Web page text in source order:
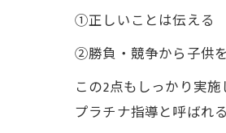
①正しいことは伝える
②勝負・競争から子供
この2点もしっかり実
プラチナ指導と呼ばれ